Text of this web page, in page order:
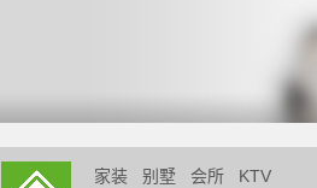
家装 别墅 会所
KTV